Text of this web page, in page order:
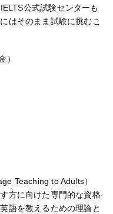
公式試験センターも
はそのまま試験に挑むこ
）
Teaching to Adults）
方に向けた専門的な資格
語を教えるための理論と